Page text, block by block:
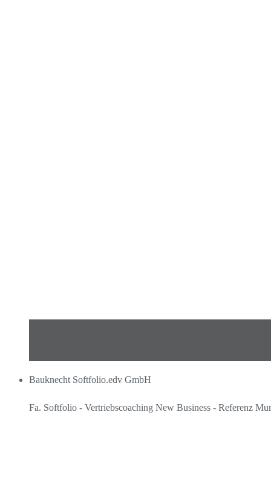
Bauknecht Softfolio.edv GmbH
Fa. Softfolio - Vertriebscoaching New Business - Referenz